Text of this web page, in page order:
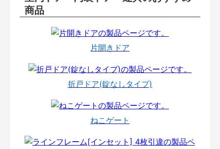
商品
片開きドア
折戸ドア(錠なしタイプ)
ねこゲート